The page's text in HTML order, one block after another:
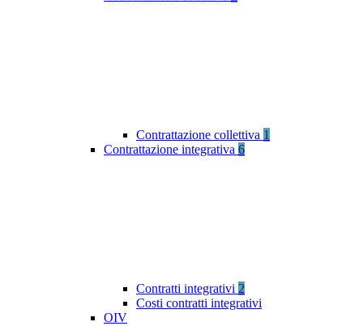
Contrattazione collettiva 1
Contrattazione integrativa 6
Contratti integrativi 2
Costi contratti integrativi
OIV